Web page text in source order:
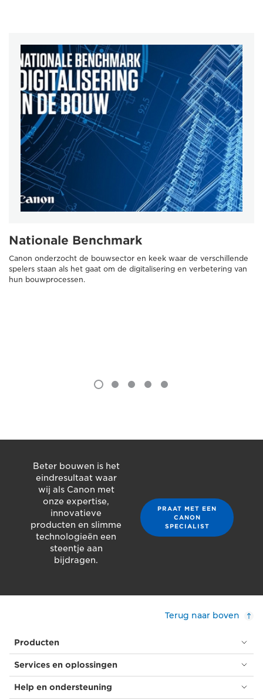
Nationale Benchmark
Canon onderzocht de bouwsector en keek waar de verschillende
spelers staan als het gaat om de digitalisering en verbetering van
hun bouwprocessen.
Beter bouwen is het
eindresultaat waar
wij als Canon met
onze expertise,
innovatieve
producten en slimme
technologieën een
steentje aan
bijdragen.
PRAAT MET EEN
CANON
SPECIALIST
Terug naar boven
Producten
Services en oplossingen
Help en ondersteuning